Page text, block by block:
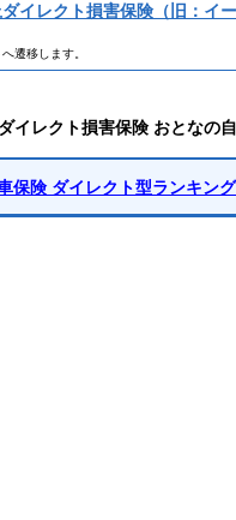
イレクト損害保険（旧：イ
遷移します。
イレクト損害保険 おとなの
保険 ダイレクト型ランキン